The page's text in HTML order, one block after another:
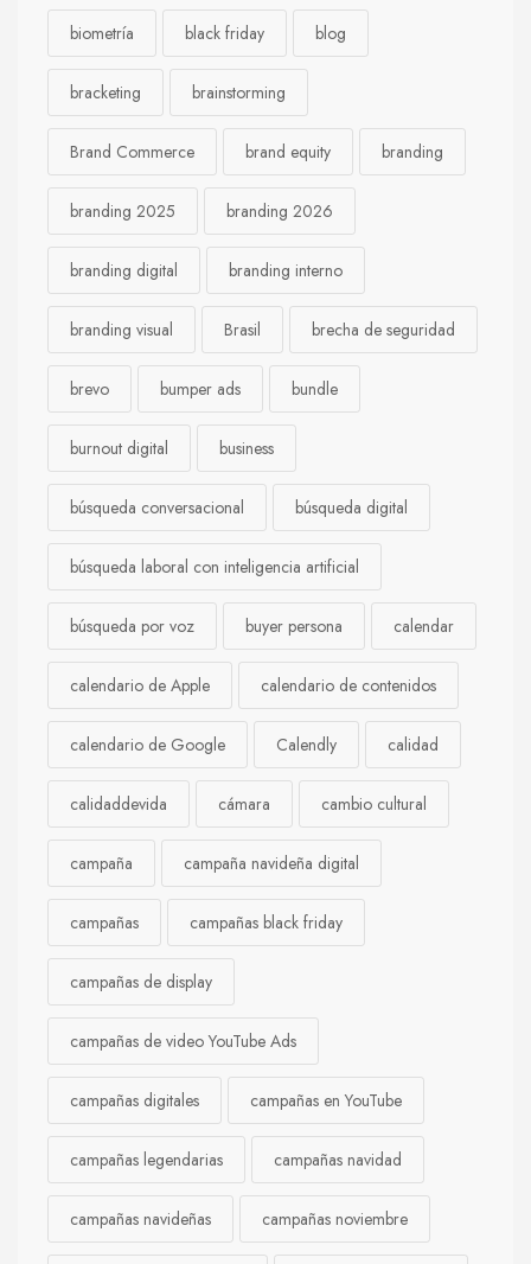
biometría black friday blog
bracketing brainstorming
Brand Commerce brand equity branding
branding 2025 branding 2026
branding digital branding interno
branding visual Brasil brecha de seguridad
brevo bumper ads bundle
burnout digital business
búsqueda conversacional búsqueda digital
búsqueda laboral con inteligencia artificial
búsqueda por voz buyer persona calendar
calendario de Apple calendario de contenidos
calendario de Google Calendly calidad
calidaddevida cámara cambio cultural
campaña campaña navideña digital
campañas campañas black friday
campañas de display
campañas de video YouTube Ads
campañas digitales campañas en YouTube
campañas legendarias campañas navidad
campañas navideñas campañas noviembre